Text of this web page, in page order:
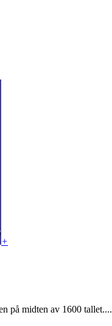
+
på midten av 1600 tallet....